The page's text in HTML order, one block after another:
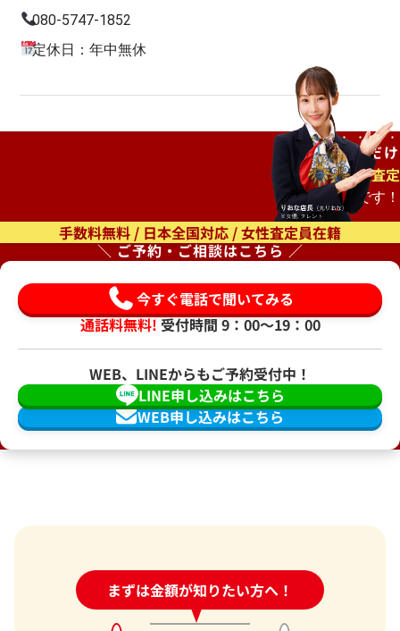
080-5747-1852
定休日：年中無休
ご自宅で待つだけ
出張査定
もオススメです！
手数料無料 / 日本全国対応 / 女性査定員在籍
＼ ご予約・ご相談はこちら ／
今すぐ電話で聞いてみる
通話料無料!受付時間 9：00〜19：00
WEB、LINEからもご予約受付中！
WEB申し込みはこちら
LINE申し込みはこちら
まずは金額が知りたい方へ！
24時間受付中!問い合わせフォーム